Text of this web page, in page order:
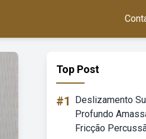
Top Post
#1
Deslizamento
Profundo
Fricção